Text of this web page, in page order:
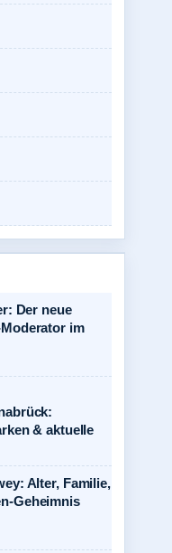
Der neue
im
& aktuelle
Alter, Familie,
Geheimnis